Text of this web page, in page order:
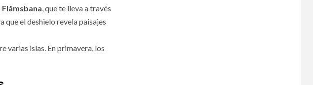
Flåmsbana, que te lleva a través
que el deshielo revela paisajes
varias islas. En primavera, los